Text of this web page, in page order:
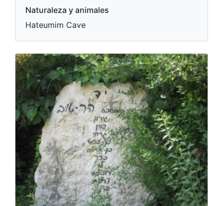
Naturaleza y animales
Hateumim Cave